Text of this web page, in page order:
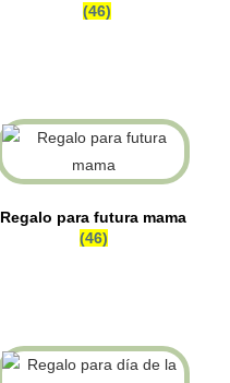
(46)
Regalo para futura mama
(46)